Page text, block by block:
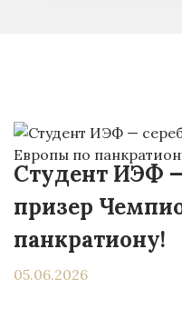
Студент ИЭФ
призер
панкратиону!
05.06.2026